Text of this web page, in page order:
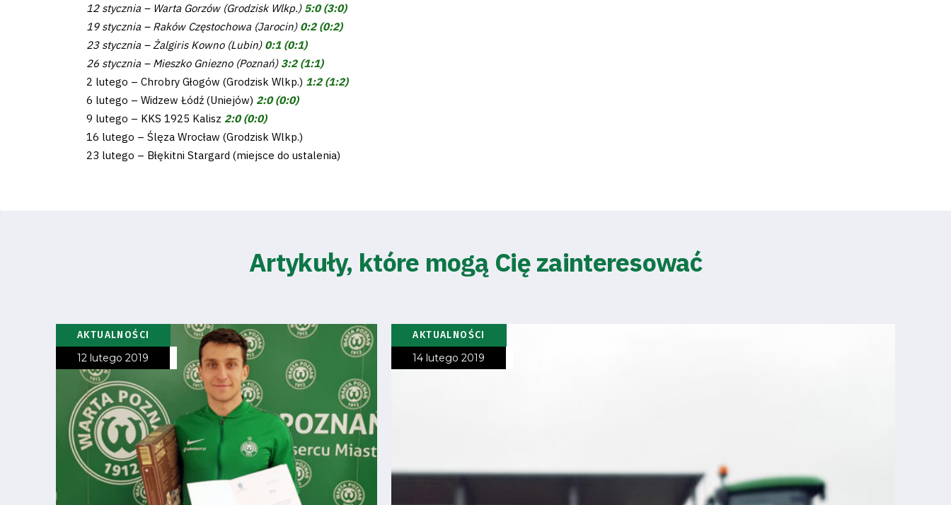
terminarz
Kontakt
Pierwszy
zespół
12 stycznia – Warta Gorzów (Grodzisk Wlkp.) 5:0 (3:0)
19 stycznia – Raków Częstochowa (Jarocin) 0:2 (0:2)
23 stycznia – Żalgiris Kowno (Lubin) 0:1 (0:1)
26 stycznia – Mieszko Gniezno (Poznań)3:2 (1:1)
2 lutego – Chrobry Głogów (Grodzisk Wlkp.) 1:2 (1:2)
6 lutego – Widzew Łódź (Uniejów) 2:0 (0:0)
9 lutego – KKS 1925 Kalisz 2:0 (0:0)
16 lutego – Ślęza Wrocław (Grodzisk Wlkp.)
23 lutego – Błękitni Stargard (miejsce do ustalenia)
Artykuły, które mogą Cię zainteresować
AKTUALNOŚCI
12 lutego 2019
AKTUALNOŚCI
14 lutego 2019